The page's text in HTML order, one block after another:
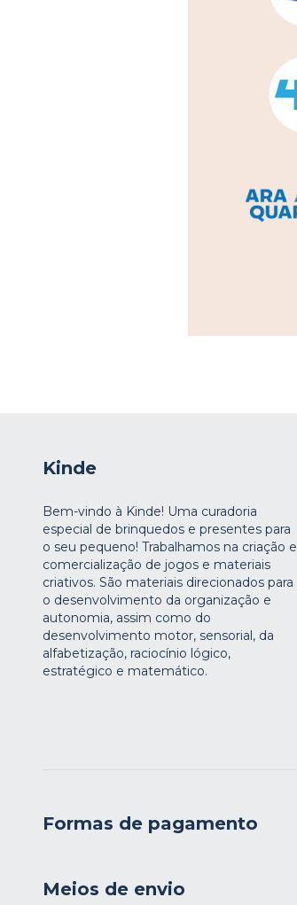
Kinde
Bem-vindo à Kinde! Uma curadoria
especial de brinquedos e presentes para
o seu pequeno! Trabalhamos na criação e
comercialização de jogos e materiais
criativos. São materiais direcionados para
o desenvolvimento da organização e
autonomia, assim como do
desenvolvimento motor, sensorial, da
alfabetização, raciocínio lógico,
estratégico e matemático.
Formas de pagamento
Meios de envio